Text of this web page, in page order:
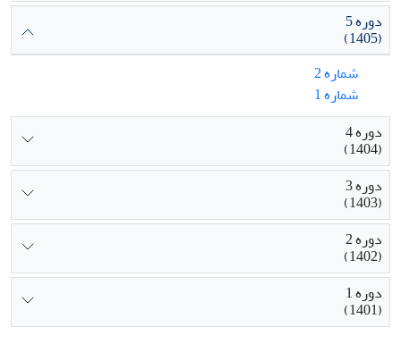
دوره 5
(1405)
شماره 2
شماره 1
دوره 4
(1404)
دوره 3
(1403)
دوره 2
(1402)
دوره 1
(1401)